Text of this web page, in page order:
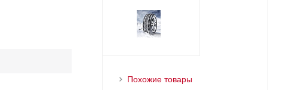
Похожие товары